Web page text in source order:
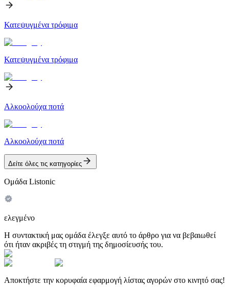
Κατεψυγμένα τρόφιμα
Κατεψυγμένα τρόφιμα
Αλκοολούχα ποτά
Αλκοολούχα ποτά
Δείτε όλες τις κατηγορίες
Ομάδα Listonic
ελεγμένο
Η συντακτική μας ομάδα έλεγξε αυτό το άρθρο για να βεβαιωθεί
ότι ήταν ακριβές τη στιγμή της δημοσίευσής του.
Αποκτήστε την κορυφαία εφαρμογή λίστας αγορών στο κινητό σας!